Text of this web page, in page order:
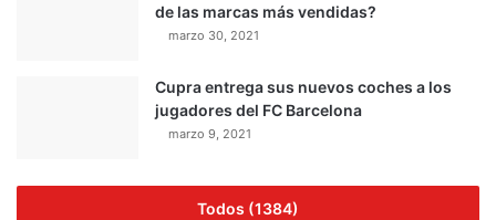
de las marcas más vendidas?
marzo 30, 2021
Cupra entrega sus nuevos coches a los
jugadores del FC Barcelona
marzo 9, 2021
Todos (1384)